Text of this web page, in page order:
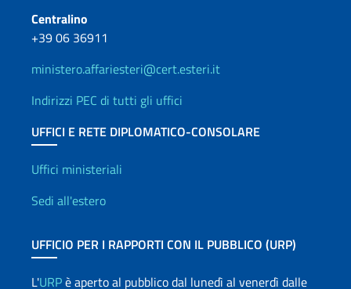
Centralino
+39 06 36911
ministero.affariesteri@cert.esteri.it
Indirizzi PEC di tutti gli uffici
UFFICI E RETE DIPLOMATICO-CONSOLARE
Uffici e Rete diplomatica
Uffici ministeriali
Sedi all'estero
UFFICIO PER I RAPPORTI CON IL PUBBLICO (URP)
L'URPè aperto al pubblico dal lunedì al venerdì dalle